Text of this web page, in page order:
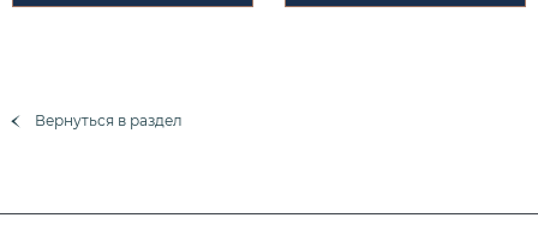
Вернуться в раздел